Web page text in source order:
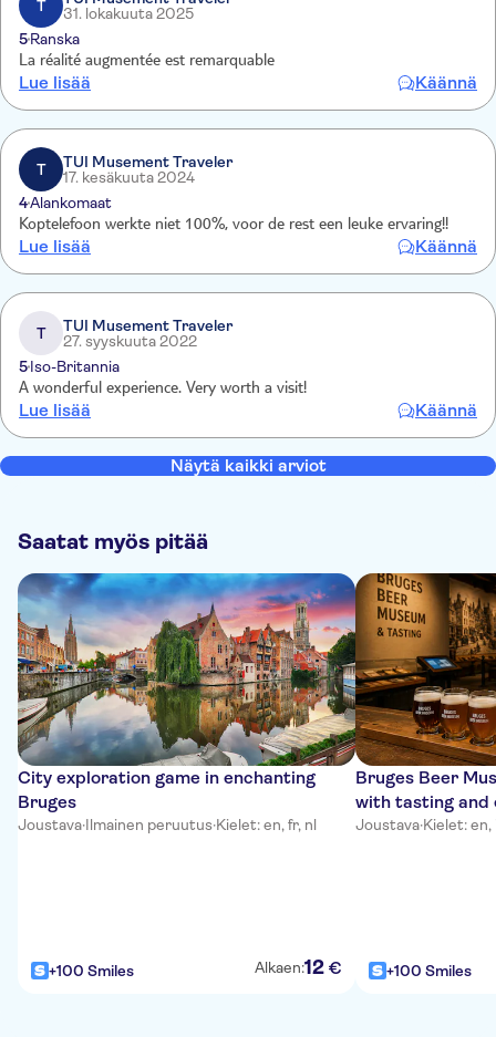
T
31. lokakuuta 2025
5Ranska
La réalité augmentée est remarquable
Lue lisää Käännä
T
TUI Musement Traveler
17. kesäkuuta 2024
4Alankomaat
Koptelefoon werkte niet 100%, voor de rest een leuke ervaring!!
Lue lisää Käännä
T
TUI Musement Traveler
27. syyskuuta 2022
5Iso-Britannia
A wonderful experience. Very worth a visit!
Lue lisää Käännä
Näytä kaikki arviot
Saatat myös pitää
City exploration game in enchanting
Bruges
Joustava·Ilmainen peruutus·Kielet: en, fr, nl
+100 Smiles Alkaen:12 €
Bruges Beer
with tasting and
Joustava·Kielet: en,
+100 Smiles